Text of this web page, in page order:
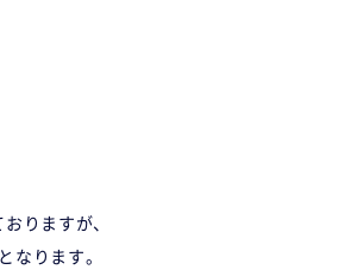
りますが、
なります。